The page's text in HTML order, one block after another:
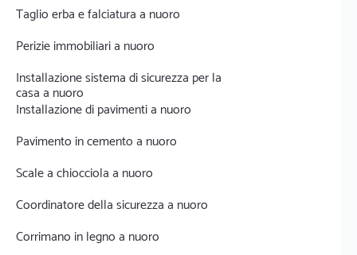
Taglio erba e falciatura a nuoro
Perizie immobiliari a nuoro
Installazione sistema di sicurezza per la
casa a nuoro
Installazione di pavimenti a nuoro
Pavimento in cemento a nuoro
Scale a chiocciola a nuoro
Coordinatore della sicurezza a nuoro
Corrimano in legno a nuoro